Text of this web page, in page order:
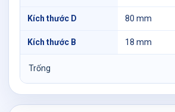
Kích thước D 80 mm
Kích thước B 18 mm
Trống